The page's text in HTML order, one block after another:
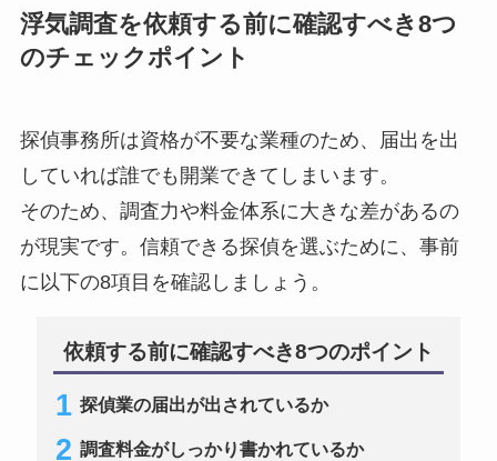
浮気調査を依頼する前に確認すべき8つ
のチェックポイント
探偵事務所は資格が不要な業種のため、届出を出
していれば誰でも開業できてしまいます。
そのため、調査力や料金体系に大きな差があるの
が現実です。信頼できる探偵を選ぶために、事前
に以下の8項目を確認しましょう。
依頼する前に確認すべき8つのポイント
探偵業の届出が出されているか
調査料金がしっかり書かれているか